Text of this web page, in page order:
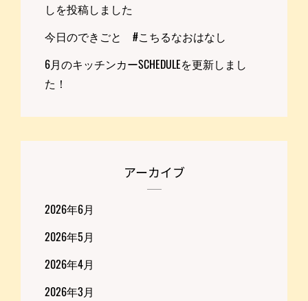
しを投稿しました
今日のできごと #こちるなおはなし
6月のキッチンカーSCHEDULEを更新しまし
た！
アーカイブ
2026年6月
2026年5月
2026年4月
2026年3月